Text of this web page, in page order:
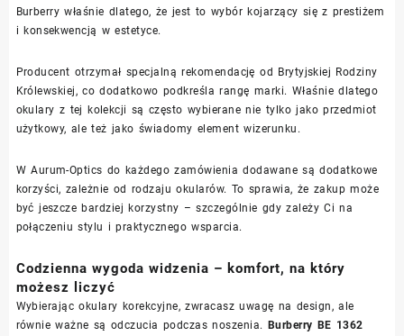
Burberry właśnie dlatego, że jest to wybór kojarzący się z prestiżem
i konsekwencją w estetyce.
Producent otrzymał specjalną rekomendację od Brytyjskiej Rodziny
Królewskiej, co dodatkowo podkreśla rangę marki. Właśnie dlatego
okulary z tej kolekcji są często wybierane nie tylko jako przedmiot
użytkowy, ale też jako świadomy element wizerunku.
W Aurum-Optics do każdego zamówienia dodawane są dodatkowe
korzyści, zależnie od rodzaju okularów. To sprawia, że zakup może
być jeszcze bardziej korzystny – szczególnie gdy zależy Ci na
połączeniu stylu i praktycznego wsparcia.
Codzienna wygoda widzenia – komfort, na który
możesz liczyć
Wybierając okulary korekcyjne, zwracasz uwagę na design, ale
równie ważne są odczucia podczas noszenia. Burberry BE 1362